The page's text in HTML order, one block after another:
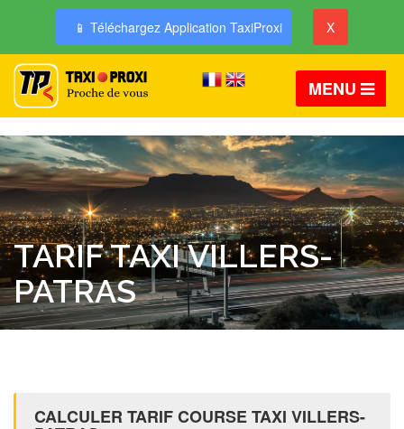
📱 Téléchargez Application TaxiProxi X
MENU
TARIF TAXI VILLERS-
PATRAS
CALCULER TARIF COURSE TAXI VILLERS-